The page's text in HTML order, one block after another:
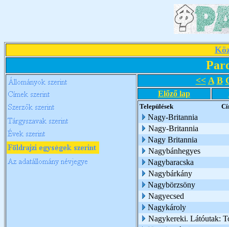
<< A B
Előző lap
Települések
Nagy-Britannia
Nagy-Britannia
Nagy Britannia
Nagybánhegyes
Nagybaracska
Nagybárkány
Nagybörzsöny
Nagyecsed
Nagykároly
Nagykereki. Látóutak: